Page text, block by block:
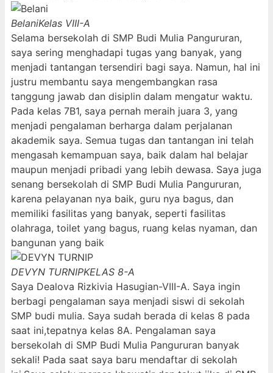
BelaniKelas VIII-A
Selama bersekolah di SMP Budi Mulia Pangururan,
saya sering menghadapi tugas yang banyak, yang
menjadi tantangan tersendiri bagi saya. Namun, hal ini
justru membantu saya mengembangkan rasa
tanggung jawab dan disiplin dalam mengatur waktu.
Pada kelas 7B1, saya pernah meraih juara 3, yang
menjadi pengalaman berharga dalam perjalanan
akademik saya. Semua tugas dan tantangan ini telah
mengasah kemampuan saya, baik dalam hal belajar
maupun menjadi pribadi yang lebih dewasa. Saya juga
senang bersekolah di SMP Budi Mulia Pangururan,
karena pelayanan nya baik, guru nya bagus, dan
memiliki fasilitas yang banyak, seperti fasilitas
olahraga, toilet yang bagus, ruang kelas nyaman, dan
bangunan yang baik
DEVYN TURNIPKELAS 8-A
Saya Dealova Rizkivia Hasugian-VIII-A. Saya ingin
berbagi pengalaman saya menjadi siswi di sekolah
SMP budi mulia. Saya sudah berada di kelas 8 pada
saat ini,tepatnya kelas 8A. Pengalaman saya
bersekolah di SMP Budi Mulia Pangururan banyak
sekali! Pada saat saya baru mendaftar di sekolah